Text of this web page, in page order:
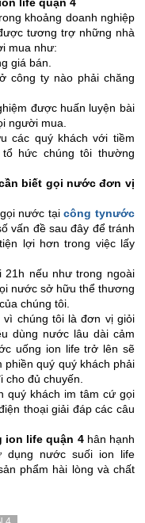
life quận 4
khoảng doanh nghiệp
tương trợ những nhà
mua như:
giá bán.
công ty nào phải chăng
được huấn luyện bài
người mua.
các quý khách với tiềm
hức chúng tôi thường
biết gọi nước đơn vị
gọi nước tạicông tynước
vấn đề sau đây để tránh
lợi hơn trong việc lấy
21h nếu như trong ngoài
nước sở hữu thể thương
chúng tôi.
chúng tôi là đơn vị giỏi
dùng nước lâu dài cảm
uống ion life trở lên sẽ
quý quý khách phải
cho đủ chuyến.
quý khách im tâm cứ gọi
thoại giải đáp các câu
ion life quận 4hân hạnh
nước suối ion life
phẩm hài lòng và chất